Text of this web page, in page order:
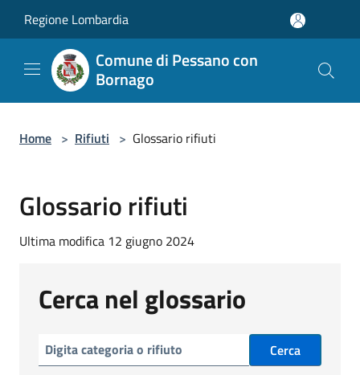
Regione Lombardia
Comune di Pessano con
Bornago
Home > Rifiuti > Glossario rifiuti
Glossario rifiuti
Ultima modifica 12 giugno 2024
Cerca nel glossario
Cerca